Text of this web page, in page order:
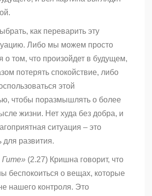
как переварить эту
Либо мы можем просто
о том, что произойдет в будущем,
потерять спокойствие, либо
этой
чтобы поразмышлять о более
жизни. Нет худа без добра, и
ситуация – это
для развития.
Гите» (2.27) Кришна говорит, что
беспокоиться о вещах, которые
нашего контроля. Это